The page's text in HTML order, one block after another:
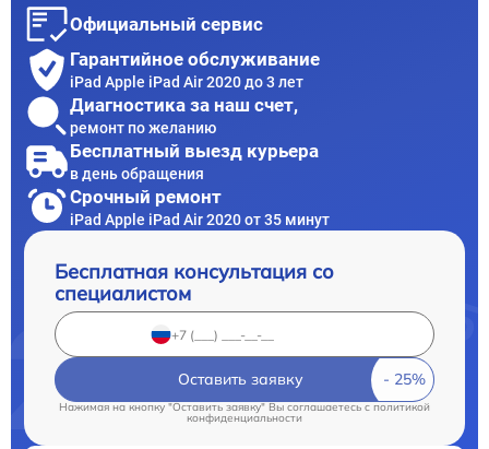
Официальный сервис
Гарантийное обслуживание
iPad Apple iPad Air 2020 до 3 лет
Диагностика за наш счет,
ремонт по желанию
Бесплатный выезд курьера
в день обращения
Срочный ремонт
iPad Apple iPad Air 2020 от 35 минут
Бесплатная консультация со
специалистом
Оставить заявку
Нажимая на кнопку "Оставить заявку" Вы соглашаетесь cполитикой
конфиденциальности